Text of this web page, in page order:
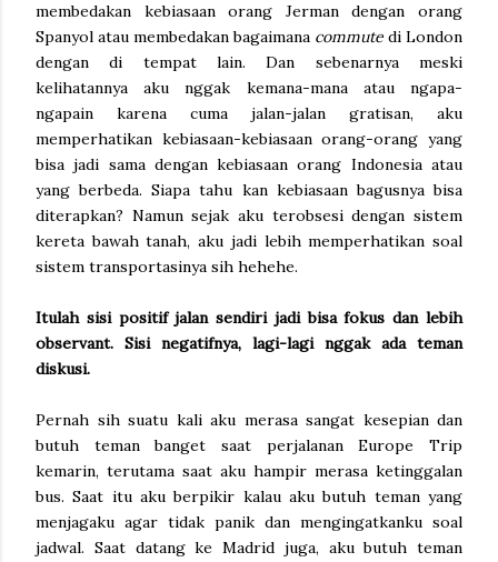
membedakan kebiasaan orang Jerman dengan orang
Spanyol atau membedakan bagaimana commute di London
dengan di tempat lain. Dan sebenarnya meski
kelihatannya aku nggak kemana-mana atau ngapa-
ngapain karena cuma jalan-jalan gratisan, aku
memperhatikan kebiasaan-kebiasaan orang-orang yang
bisa jadi sama dengan kebiasaan orang Indonesia atau
yang berbeda. Siapa tahu kan kebiasaan bagusnya bisa
diterapkan? Namun sejak aku terobsesi dengan sistem
kereta bawah tanah, aku jadi lebih memperhatikan soal
sistem transportasinya sih hehehe.
Itulah sisi positif jalan sendiri jadi bisa fokus dan lebih
observant. Sisi negatifnya, lagi-lagi nggak ada teman
diskusi.
Pernah sih suatu kali aku merasa sangat kesepian dan
butuh teman banget saat perjalanan Europe Trip
kemarin, terutama saat aku hampir merasa ketinggalan
bus. Saat itu aku berpikir kalau aku butuh teman yang
menjagaku agar tidak panik dan mengingatkanku soal
jadwal. Saat datang ke Madrid juga, aku butuh teman